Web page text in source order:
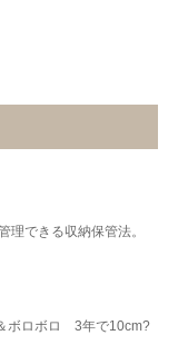
理できる収納保管法。
ボロボロ 3年で10cm?